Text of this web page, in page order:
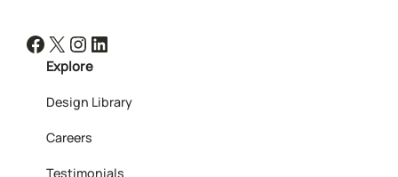
Facebook X Instagram LinkedIn
Explore
Design Library
Careers
Testimonials